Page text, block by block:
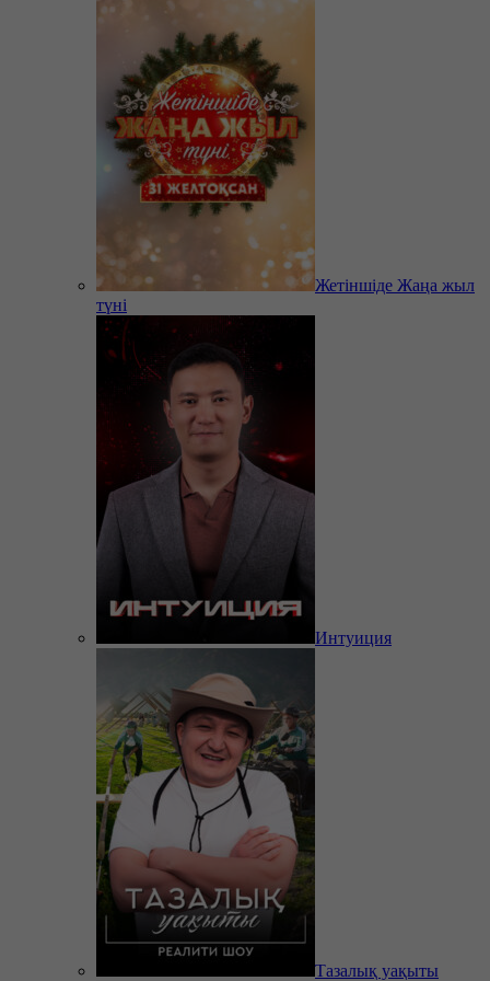
Жетіншіде Жаңа жыл
түні
Интуиция
Тазалық уақыты